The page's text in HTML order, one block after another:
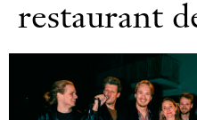
restaurant